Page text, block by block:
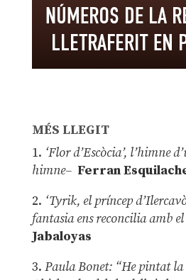
MÉS LLEGIT
1. ‘Flor d’Escòcia’, l’himne
himne– Ferran
2. ‘Tyrik, el príncep
fantasia ens reconcilia amb
Jabaloyas
3. Paula Bonet: “He pintat